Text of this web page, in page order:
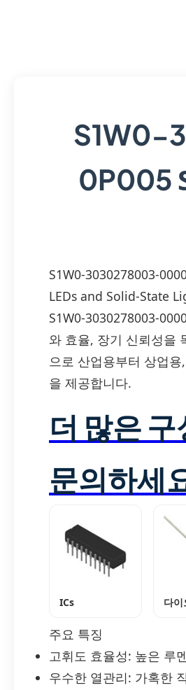
S1W0-
0P005
S1W0-3030278003-
LEDs and Solid-State
S1W0-3030278003-
와 효율, 장기 신뢰성을
으로 산업용부터 상업
을 제공합니다.
더 많은
문의하세
ICs 다이
주요 특징
고휘도 효율성: 높은 루
우수한 열관리: 가혹한